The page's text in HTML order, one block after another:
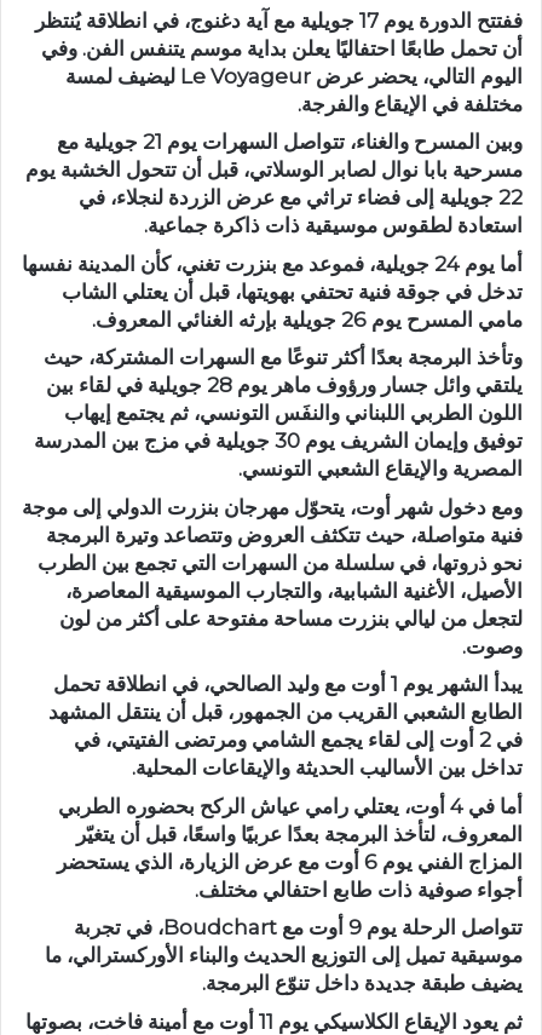
ففتتح الدورة يوم 17 جويلية مع آية دغنوج، في انطلاقة يُنتظر
أن تحمل طابعًا احتفاليًا يعلن بداية موسم يتنفس الفن. وفي
اليوم التالي، يحضر عرض Le Voyageur ليضيف لمسة
مختلفة في الإيقاع والفرجة.
وبين المسرح والغناء، تتواصل السهرات يوم 21 جويلية مع
مسرحية بابا نوال لصابر الوسلاتي، قبل أن تتحول الخشبة يوم
22 جويلية إلى فضاء تراثي مع عرض الزردة لنجلاء، في
استعادة لطقوس موسيقية ذات ذاكرة جماعية.
أما يوم 24 جويلية، فموعد مع بنزرت تغني، كأن المدينة نفسها
تدخل في جوقة فنية تحتفي بهويتها، قبل أن يعتلي الشاب
مامي المسرح يوم 26 جويلية بإرثه الغنائي المعروف.
وتأخذ البرمجة بعدًا أكثر تنوعًا مع السهرات المشتركة، حيث
يلتقي وائل جسار ورؤوف ماهر يوم 28 جويلية في لقاء بين
اللون الطربي اللبناني والنفَس التونسي، ثم يجتمع إيهاب
توفيق وإيمان الشريف يوم 30 جويلية في مزج بين المدرسة
المصرية والإيقاع الشعبي التونسي.
ومع دخول شهر أوت، يتحوّل مهرجان بنزرت الدولي إلى موجة
فنية متواصلة، حيث تتكثف العروض وتتصاعد وتيرة البرمجة
نحو ذروتها، في سلسلة من السهرات التي تجمع بين الطرب
الأصيل، الأغنية الشبابية، والتجارب الموسيقية المعاصرة،
لتجعل من ليالي بنزرت مساحة مفتوحة على أكثر من لون
وصوت.
يبدأ الشهر يوم 1 أوت مع وليد الصالحي، في انطلاقة تحمل
الطابع الشعبي القريب من الجمهور، قبل أن ينتقل المشهد
في 2 أوت إلى لقاء يجمع الشامي ومرتضى الفتيتي، في
تداخل بين الأساليب الحديثة والإيقاعات المحلية.
أما في 4 أوت، يعتلي رامي عياش الركح بحضوره الطربي
المعروف، لتأخذ البرمجة بعدًا عربيًا واسعًا، قبل أن يتغيّر
المزاج الفني يوم 6 أوت مع عرض الزيارة، الذي يستحضر
أجواء صوفية ذات طابع احتفالي مختلف.
تتواصل الرحلة يوم 9 أوت مع Boudchart، في تجربة
موسيقية تميل إلى التوزيع الحديث والبناء الأوركسترالي، ما
يضيف طبقة جديدة داخل تنوّع البرمجة.
ثم يعود الإيقاع الكلاسيكي يوم 11 أوت مع أمينة فاخت، بصوتها